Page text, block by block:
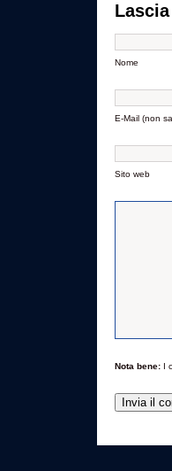
Nome
E-Mail (non
Sito web
Nota bene: I